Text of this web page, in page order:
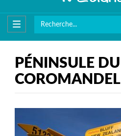
PÉNINSULE DU
COROMANDEL